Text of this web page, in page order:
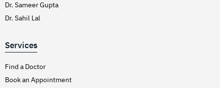
Dr. Sameer Gupta
Dr. Sahil Lal
Services
Find a Doctor
Book an Appointment